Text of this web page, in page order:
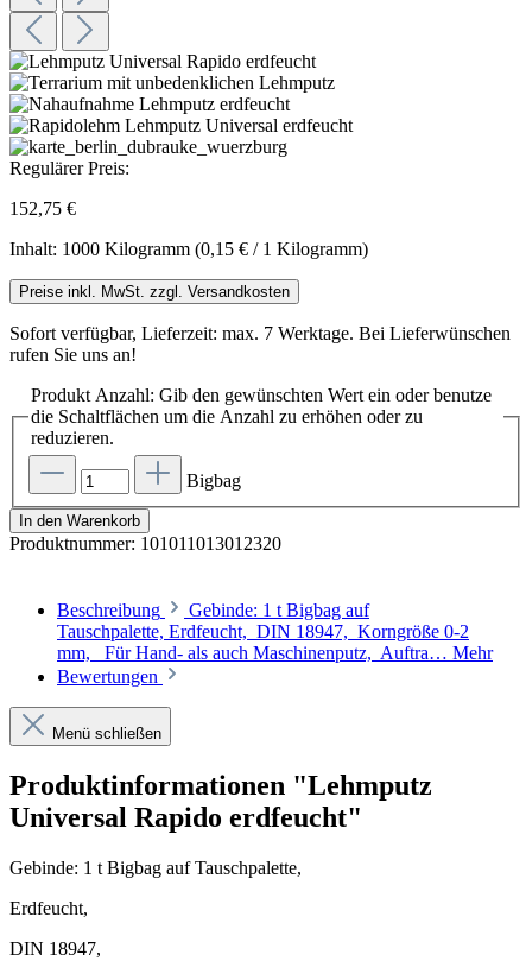
Regulärer Preis:
152,75 €
Inhalt: 1000 Kilogramm (0,15 € / 1 Kilogramm)
Preise inkl. MwSt. zzgl. Versandkosten
Sofort verfügbar, Lieferzeit: max. 7 Werktage. Bei Lieferwünschen
rufen Sie uns an!
Produkt Anzahl: Gib den gewünschten Wert ein oder benutze
die Schaltflächen um die Anzahl zu erhöhen oder zu
reduzieren.
Bigbag
In den Warenkorb
Produktnummer: 101011013012320
Beschreibung
Gebinde: 1 t Bigbag auf
Tauschpalette, Erdfeucht, DIN 18947, Korngröße 0-2
mm, Für Hand- als auch Maschinenputz, Auftra… Mehr
Bewertungen
Menü schließen
Produktinformationen "Lehmputz
Universal Rapido erdfeucht"
Gebinde: 1 t Bigbag auf Tauschpalette,
Erdfeucht,
DIN 18947,